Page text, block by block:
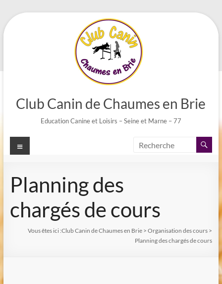
Aller
au
Club Canin de Chaumes en Brie
Education Canine et Loisirs – Seine et Marne – 77
Menu
Planning des
chargés de cours
Vous êtes ici :Club Canin de Chaumes en Brie >Organisation des cours >
Planning des chargés de cours